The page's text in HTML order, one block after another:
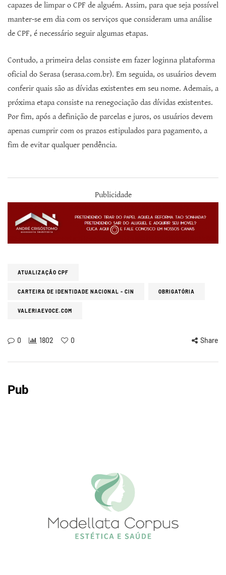
capazes de limpar o CPF de alguém. Assim, para que seja possível
manter-se em dia com os serviços que consideram uma análise
de CPF, é necessário seguir algumas etapas.
Contudo, a primeira delas consiste em fazer loginna plataforma
oficial do Serasa (serasa.com.br). Em seguida, os usuários devem
conferir quais são as dívidas existentes em seu nome. Ademais, a
próxima etapa consiste na renegociação das dívidas existentes.
Por fim, após a definição de parcelas e juros, os usuários devem
apenas cumprir com os prazos estipulados para pagamento, a
fim de evitar qualquer pendência.
Publicidade
ATUALIZAÇÃO CPF
CARTEIRA DE IDENTIDADE NACIONAL - CIN OBRIGATÓRIA
VALERIAEVOCE.COM
0 1802 0 Share
Pub